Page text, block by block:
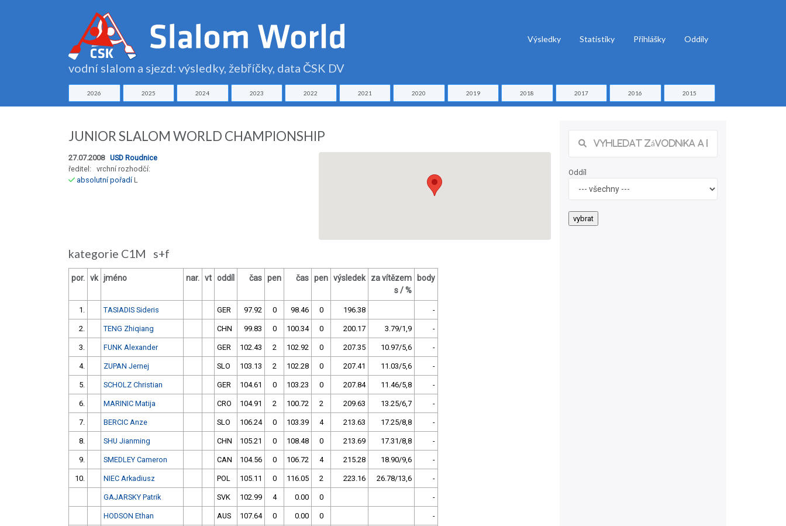
vodní slalom a sjezd: výsledky, žebříčky, data ČSK DV
Výsledky Statistiky Přihlášky Oddíly
2026 2025 2024 2023 2022 2021 2020 2019 2018 2017 2016 2015
JUNIOR SLALOM WORLD CHAMPIONSHIP
27.07.2008 USD Roudnice
ředitel: vrchní rozhodčí:
absolutní pořadíL
kategorie C1M s+f
por. vk jméno nar. vt oddíl čas pen čas pen výsledek
za vítězem
s / %
body
1. TASIADIS Sideris GER 97.92 0 98.46 0 196.38 -
2. TENG Zhiqiang CHN 99.83 0 100.34 0 200.17 3.79/1,9 -
3. FUNK Alexander GER 102.43 2 102.92 0 207.35 10.97/5,6 -
4. ZUPAN Jernej SLO 103.13 2 102.28 0 207.41 11.03/5,6 -
5. SCHOLZ Christian GER 104.61 0 103.23 0 207.84 11.46/5,8 -
6. MARINIC Matija CRO 104.91 2 100.72 2 209.63 13.25/6,7 -
7. BERCIC Anze SLO 106.24 0 103.39 4 213.63 17.25/8,8 -
8. SHU Jianming CHN 105.21 0 108.48 0 213.69 17.31/8,8 -
9. SMEDLEY Cameron CAN 104.56 0 106.72 4 215.28 18.90/9,6 -
10. NIEC Arkadiusz POL 105.11 0 116.05 2 223.16 26.78/13,6 -
GAJARSKY Patrik SVK 102.99 4 0.00 0 -
HODSON Ethan AUS 107.64 0 0.00 0 -
Oddíl